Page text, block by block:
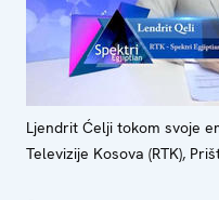
Ljendrit Ćelji tokom svoje
Televizije Kosova (RTK),